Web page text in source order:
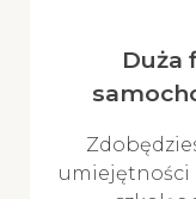
Duża
umiejętności